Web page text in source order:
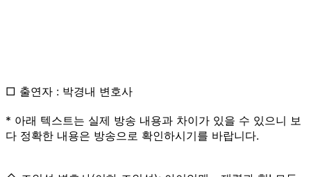
□ 출연자 : 박경내 변호사
* 아래 텍스트는 실제 방송 내용과 차이가 있을 수 있으니 보
다 정확한 내용은 방송으로 확인하시기를 바랍니다.